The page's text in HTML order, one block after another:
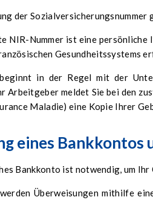
der
NIR-Nummer ist eine
Gesundheitssystems
in der Regel mit der
Arbeitgeber meldet Sie bei den
Maladie) eine Kopie Ihrer
eines Bankkontos
Bankkonto ist notwendig, um Ihr
Überweisungen mithilfe